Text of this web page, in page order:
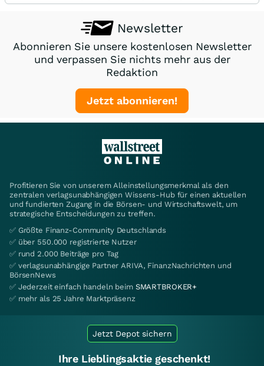
Newsletter
Abonnieren Sie unsere kostenlosen Newsletter
und verpassen Sie nichts mehr aus der
Redaktion
Jetzt abonnieren!
Profitieren Sie von unserem Alleinstellungsmerkmal als den
zentralen verlagsunabhängigen Wissens-Hub für einen aktuellen
und fundierten Zugang in die Börsen- und Wirtschaftswelt, um
strategische Entscheidungen zu treffen.
✅ Größte Finanz-Community Deutschlands
✅ über 550.000 registrierte Nutzer
✅ rund 2.000 Beiträge pro Tag
✅ verlagsunabhängige Partner ARIVA, FinanzNachrichten und
BörsenNews
✅ Jederzeit einfach handeln beim SMARTBROKER+
✅ mehr als 25 Jahre Marktpräsenz
Jetzt Depot sichern
Ihre Lieblingsaktie geschenkt!